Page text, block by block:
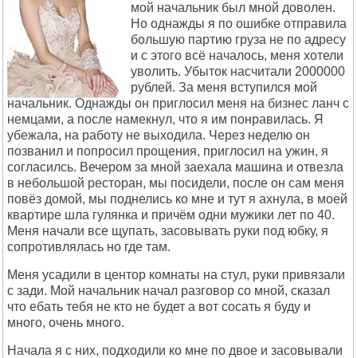
мой начальник был мной доволен.
Но однажды я по ошибке отправила
большую партию груза не по адресу
и с этого всё началось, меня хотели
уволить. Убыток насчитали 2000000
рублей. За меня вступился мой
начальник. Однажды он приглосил меня на бизнес ланч с
немцами, а после намекнул, что я им понравилась. Я
убежала, на работу не выходила. Через неделю он
позванил и попросил прощения, приглосил на ужин, я
согласилсь. Вечером за мной заехала машина и отвезла
в небольшой ресторан, мы посидели, после он сам меня
повёз домой, мы поднелись ко мне и тут я ахнула, в моей
квартире шла гулянка и причём одни мужики лет по 40.
Меня начали все щупать, засовывать руки под юбку, я
сопротивлялась но где там.
Меня усадили в центор комнаты на стул, руки привязали
с зади. Мой начальник начал разговор со мной, сказал
что ебать тебя не кто не будет а вот сосать я буду и
много, очень много.
Начала я с них, подходили ко мне по двое и засовывали